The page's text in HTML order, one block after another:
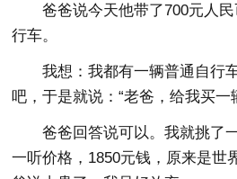
爸爸说今天他带了700元人
行车。
我想：我都有一辆普通自行
吧，于是就说：“老爸，给我买一
爸爸回答说可以。我就挑了
一听价格，1850元钱，原来是